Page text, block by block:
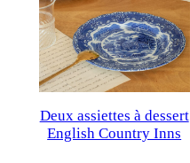
Deux assiettes à dessert
English Country Inns